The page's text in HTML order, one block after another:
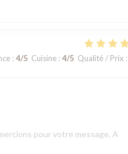
: 4/5 Cuisine: 4/5 Qualité / Prix :
pour votre message. A